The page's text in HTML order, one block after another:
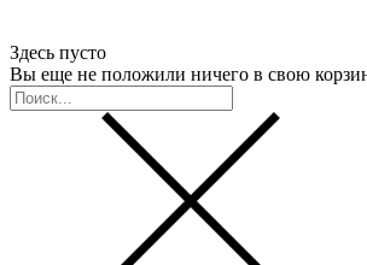
Здесь пусто
Вы еще не положили ничего в свою